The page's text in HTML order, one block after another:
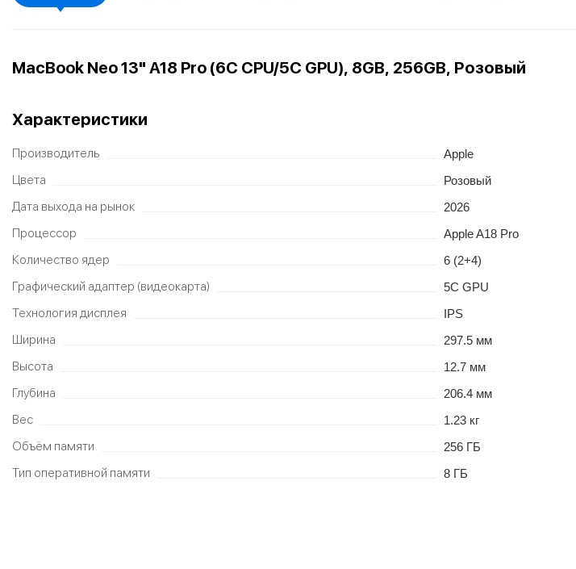
MacBook Neo 13" A18 Pro (6C CPU/5C GPU), 8GB, 256GB, Розовый
Характеристики
Производитель Apple
Цвета Розовый
Дата выхода на рынок 2026
Процессор Apple A18 Pro
Количество ядер 6 (2+4)
Графический адаптер (видеокарта) 5C GPU
Технология дисплея IPS
Ширина 297.5 мм
Высота 12.7 мм
Глубина 206.4 мм
Вес 1.23 кг
Объём памяти 256 ГБ
Тип оперативной памяти 8 ГБ